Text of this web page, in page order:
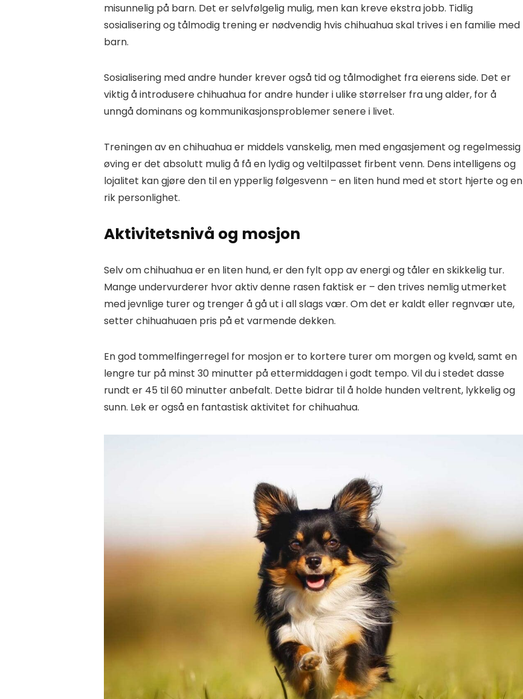
misunnelig på barn. Det er selvfølgelig mulig, men kan kreve ekstra jobb. Tidlig
sosialisering og tålmodig trening er nødvendig hvis chihuahua skal trives i en familie med
barn.
Sosialisering med andre hunder krever også tid og tålmodighet fra eierens side. Det er
viktig å introdusere chihuahua for andre hunder i ulike størrelser fra ung alder, for å
unngå dominans og kommunikasjonsproblemer senere i livet.
Treningen av en chihuahua er middels vanskelig, men med engasjement og regelmessig
øving er det absolutt mulig å få en lydig og veltilpasset firbent venn. Dens intelligens og
lojalitet kan gjøre den til en ypperlig følgesvenn – en liten hund med et stort hjerte og en
rik personlighet.
Aktivitetsnivå og mosjon
Selv om chihuahua er en liten hund, er den fylt opp av energi og tåler en skikkelig tur.
Mange undervurderer hvor aktiv denne rasen faktisk er – den trives nemlig utmerket
med jevnlige turer og trenger å gå ut i all slags vær. Om det er kaldt eller regnvær ute,
setter chihuahuaen pris på et varmende dekken.
En god tommelfingerregel for mosjon er to kortere turer om morgen og kveld, samt en
lengre tur på minst 30 minutter på ettermiddagen i godt tempo. Vil du i stedet dasse
rundt er 45 til 60 minutter anbefalt. Dette bidrar til å holde hunden veltrent, lykkelig og
sunn. Lek er også en fantastisk aktivitet for chihuahua.